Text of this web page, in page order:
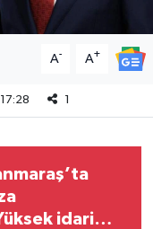
A- A+
1
idari